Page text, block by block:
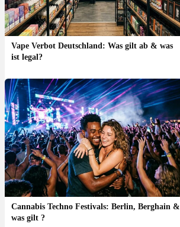
Vape Verbot Deutschland: Was gilt ab & was
ist legal?
Cannabis Techno Festivals: Berlin, Berghain &
was gilt ?